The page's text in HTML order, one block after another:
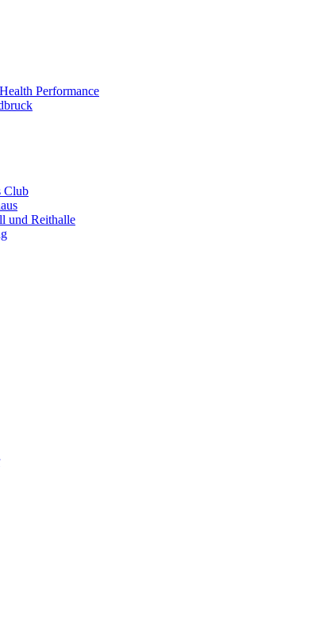
Performance
Club
und Reithalle